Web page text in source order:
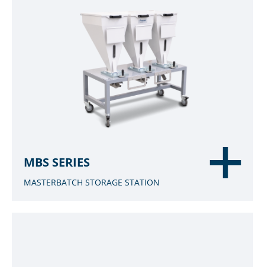
MBS SERIES
MASTERBATCH STORAGE STATION